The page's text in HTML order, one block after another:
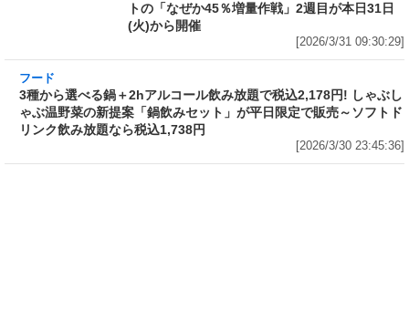
トの「なぜか45％増量作戦」2週目が本日31日
(火)から開催
[2026/3/31 09:30:29]
3種から選べる鍋＋2hアルコール飲み放題で税
込2,178円! しゃぶしゃぶ温野菜の新提案「鍋飲
みセット」が平日限定で販売～ソフトドリンク
[2026/3/30 23:45:36]